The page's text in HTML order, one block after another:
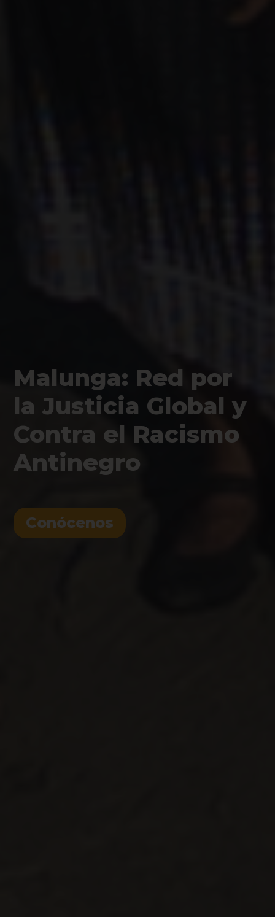
Malunga: Red por
la Justicia Global y
Contra el Racismo
Antinegro
Conócenos